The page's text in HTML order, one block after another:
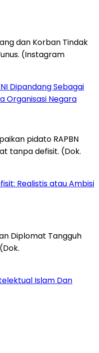
Dipandang Sebagai
Organisasi Negara
Realistis atau Ambisi
Islam Dan